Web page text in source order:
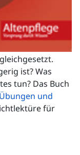
ist? Was
tun? Das Buch
und
für